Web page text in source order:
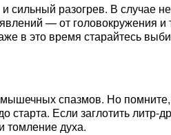
разогрев. В случае
— от головокружения и
в это время старайтесь
спазмов. Но
старта. Если заглотить
томление духа.